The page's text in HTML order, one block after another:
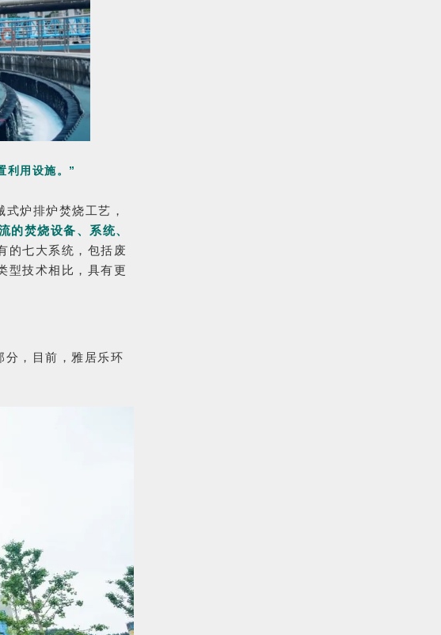
利用设施。”
式炉排炉焚烧工艺，
的焚烧设备、系统、
的七大系统，包括废
型技术相比，具有更
分，目前，雅居乐环